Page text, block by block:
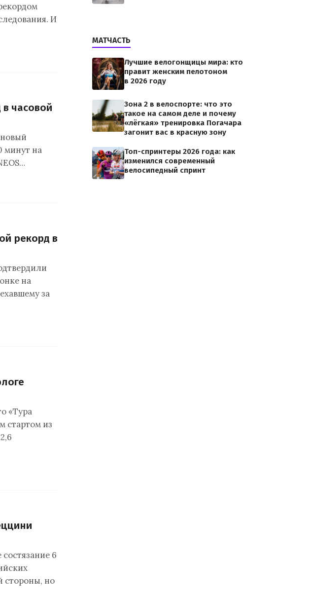
И
часовой
минут на
рекорд в
на
за
«Тура
стартом из
6
стороны, но
МАТЧАСТЬ
Лучшие велогонщицы мира: кто
правит женским пелотоном
в 2026 году
Зона 2 в велоспорте: что это
такое на самом деле и почему
«лёгкая» тренировка Погачара
загонит вас в красную зону
Топ-спринтеры 2026 года: как
изменился современный
велосипедный спринт